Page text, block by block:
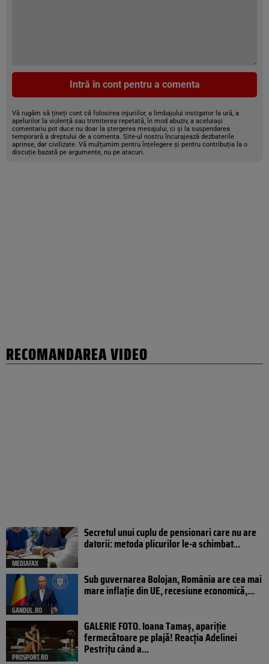
Intră în cont pentru a comenta
Vă rugăm să țineți cont că folosirea injuriilor, a limbajului instigator la ură, a
apelurilor la violență sau trimiterea repetată, în mod abuziv, a aceluiași
comentariu pot duce nu doar la ștergerea mesajului, ci și la suspendarea
temporară a dreptului de a comenta. Site-ul nostru încurajează dezbaterile
aprinse, dar civilizate. Vă mulțumim pentru înțelegere și pentru contribuția la o
discuție bazată pe argumente, nu pe atacuri.
RECOMANDAREA VIDEO
MEDIAFAX
Secretul unui cuplu de pensionari care nu are
datorii: metoda plicurilor le-a schimbat...
GANDUL.RO
Sub guvernarea Bolojan, România are cea mai
mare inflație din UE, recesiune economică,...
PROSPORT.RO
GALERIE FOTO. Ioana Tamaş, apariție
fermecătoare pe plajă! Reacția Adelinei
Pestrițu când a...